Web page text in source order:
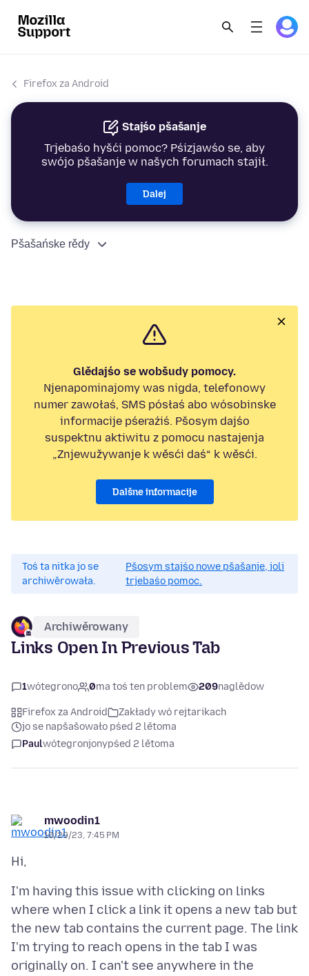
Firefox za Android
Stajśo pšašanje
Trjebaśo hyšći pomoc? Pśizjawśo se, aby
swójo pšašanje w našych forumach stajił.
Dalej
Pšašańske rědy
Glědajśo se wobšudy pomocy.
Njenapominajomy was nigda, telefonowy
numer zawołaś, SMS pósłaś abo wósobinske
informacije pśeraźiś. Pšosym dajśo
suspektnu aktiwitu z pomocu nastajenja
„Znjewužywanje k wěsći daś“ k wěsći.
Dalšne informacije
Toś ta nitka jo se
archiwěrowała.
Pšosym stajśo nowe pšašanje, joli
trjebaśo pomoc.
Archiwěrowany
Links Open In Previous Tab
1wótegrono 0ma toś ten problem 209naglědow
Firefox za Android
Zakłady wó rejtarikach
jo se napšašowało pśed 2 lětoma
Paulwótegronjonypśed 2 lětoma
mwoodin1
10/29/23, 7:45 PM
I'm having this issue with clicking on links
where when I click a link it opens a new tab but
the new tab contains the current page. The link
I'm trying to reach opens in the tab I was
originally on. I can't see anywhere in the